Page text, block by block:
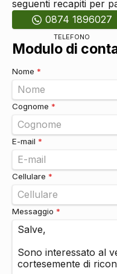
Assistente alla frenata
Airbag disinseribile
Sistema di chiamata
Differenziale
Freno di stazionamento
Sistemi di assistenza
Selettore stile di guida
Cristalli atermici
seguenti recapiti per
0874 1896027
TELEFONO
Modulo di
Nome *
Cognome *
E-mail *
Cellulare *
Messaggio *